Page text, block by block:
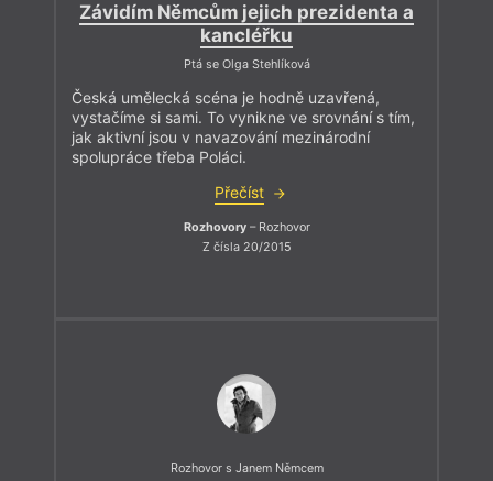
Závidím Němcům jejich prezidenta a
kancléřku
Ptá se Olga Stehlíková
Česká umělecká scéna je hodně uzavřená,
vystačíme si sami. To vynikne ve srovnání s tím,
jak aktivní jsou v navazování mezinárodní
spolupráce třeba Poláci.
Přečíst
Rozhovory– Rozhovor
Z čísla 20/2015
Rozhovor s Janem Němcem